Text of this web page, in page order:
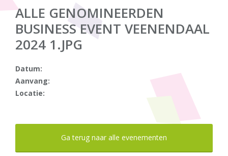
ALLE GENOMINEERDEN
BUSINESS EVENT VEENENDAAL
2024 1.JPG
Datum:
Aanvang:
Locatie:
Ga terug naar alle evenementen